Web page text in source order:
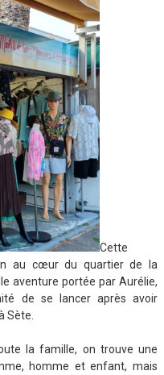
Cette
au cœur du quartier de la
aventure portée par Aurélie,
de se lancer après avoir
Sète.
la famille, on trouve une
homme et enfant, mais